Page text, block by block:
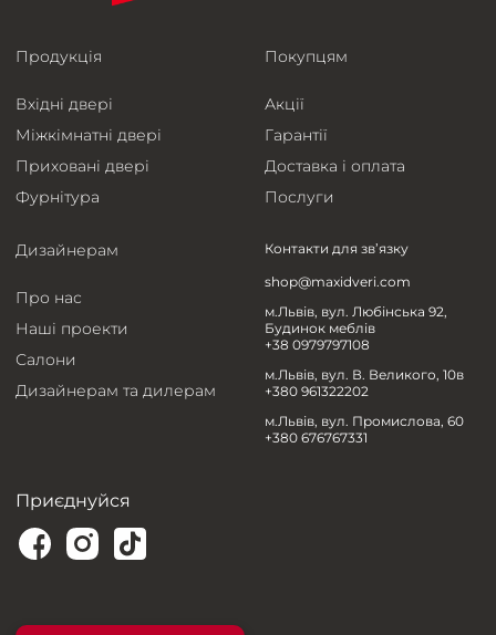
Продукція
Вхідні двері
Міжкімнатні двері
Приховані двері
Фурнітура
Покупцям
Акції
Гарантії
Доставка і оплата
Послуги
Дизайнерам
Про нас
Наші проекти
Салони
Дизайнерам та дилерам
Контакти для зв’язку
shop@maxidveri.com
м.Львів, вул. Любінська 92,
Будинок меблів
+38 0979797108
м.Львів, вул. В. Великого, 10в
+380 961322202
м.Львів, вул. Промислова, 60
+380 676767331
Приєднуйся